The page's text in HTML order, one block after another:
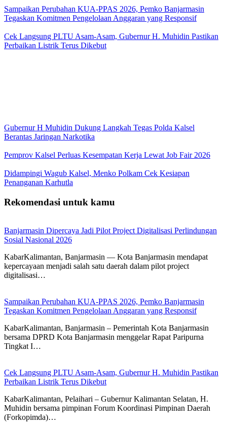
Sampaikan Perubahan KUA-PPAS 2026, Pemko Banjarmasin
Tegaskan Komitmen Pengelolaan Anggaran yang Responsif
Cek Langsung PLTU Asam-Asam, Gubernur H. Muhidin Pastikan
Perbaikan Listrik Terus Dikebut
Gubernur H Muhidin Dukung Langkah Tegas Polda Kalsel
Berantas Jaringan Narkotika
Pemprov Kalsel Perluas Kesempatan Kerja Lewat Job Fair 2026
Didampingi Wagub Kalsel, Menko Polkam Cek Kesiapan
Penanganan Karhutla
Rekomendasi untuk kamu
Banjarmasin Dipercaya Jadi Pilot Project Digitalisasi Perlindungan
Sosial Nasional 2026
KabarKalimantan, Banjarmasin — Kota Banjarmasin mendapat
kepercayaan menjadi salah satu daerah dalam pilot project
digitalisasi…
Sampaikan Perubahan KUA-PPAS 2026, Pemko Banjarmasin
Tegaskan Komitmen Pengelolaan Anggaran yang Responsif
KabarKalimantan, Banjarmasin – Pemerintah Kota Banjarmasin
bersama DPRD Kota Banjarmasin menggelar Rapat Paripurna
Tingkat I…
Cek Langsung PLTU Asam-Asam, Gubernur H. Muhidin Pastikan
Perbaikan Listrik Terus Dikebut
KabarKalimantan, Pelaihari – Gubernur Kalimantan Selatan, H.
Muhidin bersama pimpinan Forum Koordinasi Pimpinan Daerah
(Forkopimda)…